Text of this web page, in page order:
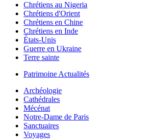
Chrétiens au Nigeria
Chrétiens d'Orient
Chrétiens en Chine
Chrétiens en Inde
États-Unis
Guerre en Ukraine
Terre sainte
Patrimoine Actualités
Archéologie
Cathédrales
Mécénat
Notre-Dame de Paris
Sanctuaires
Voyages